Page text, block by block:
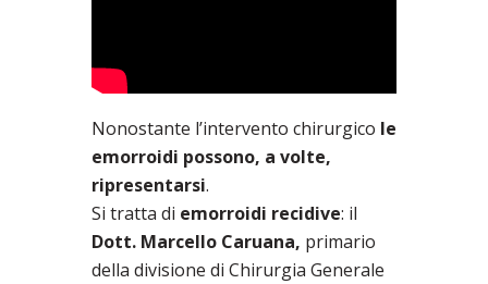
Nonostante l’intervento chirurgico le
emorroidi possono, a volte,
ripresentarsi.
Si tratta di emorroidi recidive: il
Dott. Marcello Caruana, primario
della divisione di Chirurgia Generale